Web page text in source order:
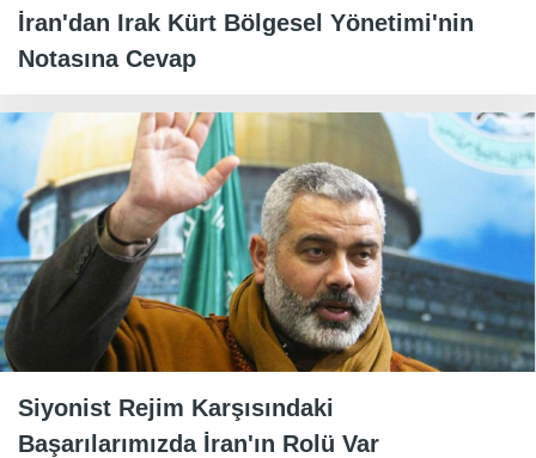
İran'dan Irak Kürt Bölgesel Yönetimi'nin
Notasına Cevap
Siyonist Rejim Karşısındaki
Başarılarımızda İran'ın Rolü Var